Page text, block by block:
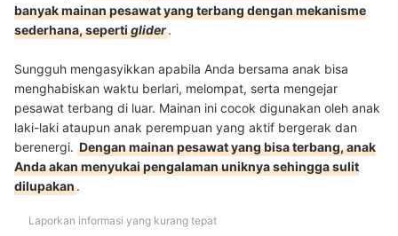
banyak mainan pesawat yang terbang dengan mekanisme
sederhana, sepertiglider.
Sungguh mengasyikkan apabila Anda bersama anak bisa
menghabiskan waktu berlari, melompat, serta mengejar
pesawat terbang di luar. Mainan ini cocok digunakan oleh anak
laki-laki ataupun anak perempuan yang aktif bergerak dan
berenergi. Dengan mainan pesawat yang bisa terbang, anak
Anda akan menyukai pengalaman uniknya sehingga sulit
dilupakan.
Laporkan informasi yang kurang tepat